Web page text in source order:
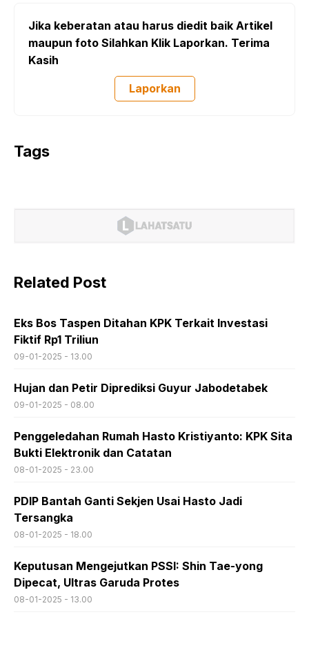
Jika keberatan atau harus diedit baik Artikel
maupun foto Silahkan Klik Laporkan. Terima
Kasih
Laporkan
Tags
Related Post
Eks Bos Taspen Ditahan KPK Terkait Investasi
Fiktif Rp1 Triliun
09-01-2025 - 13.00
Hujan dan Petir Diprediksi Guyur Jabodetabek
09-01-2025 - 08.00
Penggeledahan Rumah Hasto Kristiyanto: KPK Sita
Bukti Elektronik dan Catatan
08-01-2025 - 23.00
PDIP Bantah Ganti Sekjen Usai Hasto Jadi
Tersangka
08-01-2025 - 18.00
Keputusan Mengejutkan PSSI: Shin Tae-yong
Dipecat, Ultras Garuda Protes
08-01-2025 - 13.00